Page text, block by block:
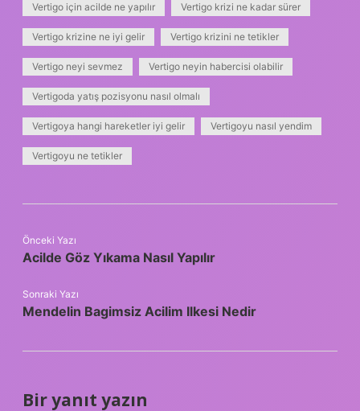
Vertigo için acilde ne yapılır Vertigo krizi ne kadar sürer
Vertigo krizine ne iyi gelir Vertigo krizini ne tetikler
Vertigo neyi sevmez Vertigo neyin habercisi olabilir
Vertigoda yatış pozisyonu nasıl olmalı
Vertigoya hangi hareketler iyi gelir Vertigoyu nasıl yendim
Vertigoyu ne tetikler
Önceki Yazı
Acilde Göz Yıkama Nasıl Yapılır
Sonraki Yazı
Mendelin Bagimsiz Acilim Ilkesi Nedir
Bir yanıt yazın